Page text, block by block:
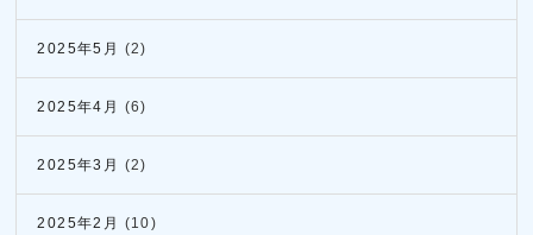
2025年5月 (2)
2025年4月 (6)
2025年3月 (2)
2025年2月 (10)